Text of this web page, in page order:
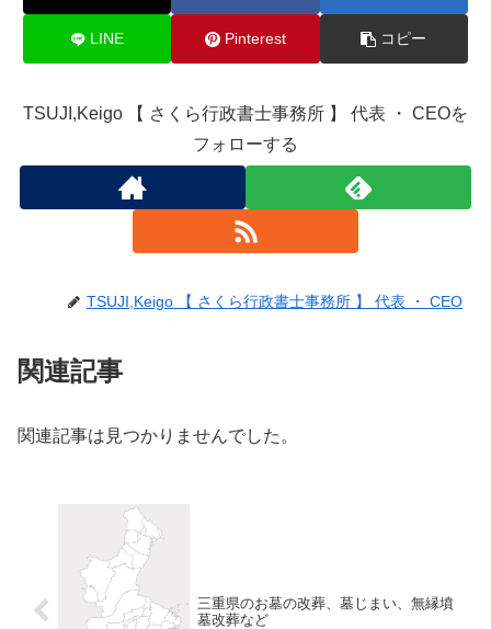
LINE Pinterest コピー
TSUJI,Keigo 【 さくら行政書士事務所 】 代表 ・ CEOを
フォローする
TSUJI,Keigo 【 さくら行政書士事務所 】 代表 ・ CEO
関連記事
関連記事は見つかりませんでした。
三重県のお墓の改葬、墓じまい、無縁墳
墓改葬など